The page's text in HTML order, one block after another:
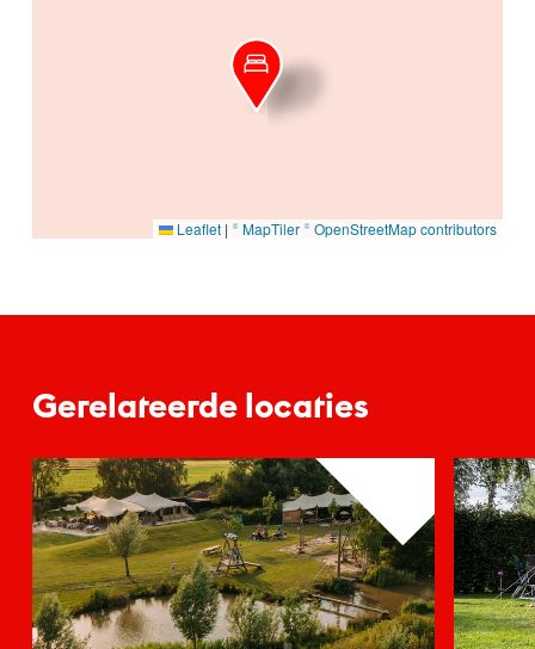
Leaflet | © MapTiler© OpenStreetMap contributors
Gerelateerde locaties